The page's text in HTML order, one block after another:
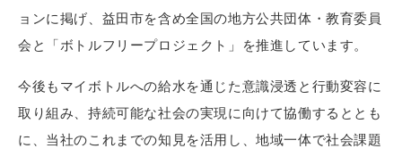
ョンに掲げ、益田市を含め全国の地方公共団体・教育委員
会と「ボトルフリープロジェクト」を推進しています。
今後もマイボトルへの給水を通じた意識浸透と行動変容に
取り組み、持続可能な社会の実現に向けて協働するととも
に、当社のこれまでの知見を活用し、地域一体で社会課題